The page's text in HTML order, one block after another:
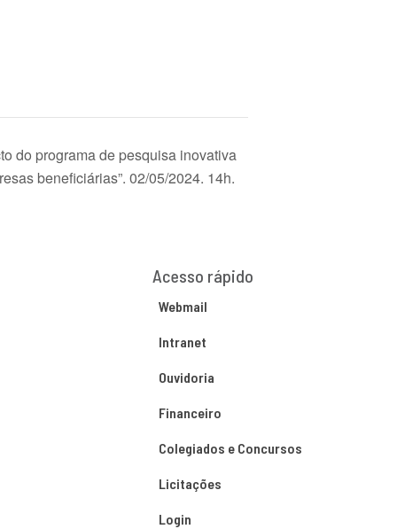
do programa de pesquisa inovativa
beneficiárias”. 02/05/2024. 14h.
Acesso rápido
Webmail
Intranet
Ouvidoria
Financeiro
Colegiados e Concursos
Licitações
Login